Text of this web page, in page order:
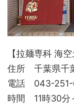
【拉麺専科 海
住所 千葉県千
電話 043-251-
時間 11時30分